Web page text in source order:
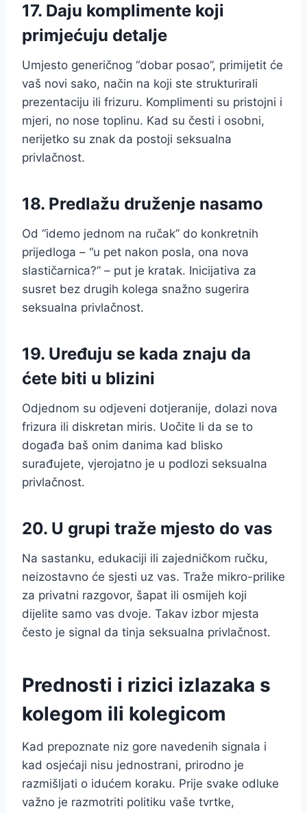
17. Daju komplimente koji
primjećuju detalje
Umjesto generičnog “dobar posao”, primijetit će
vaš novi sako, način na koji ste strukturirali
prezentaciju ili frizuru. Komplimenti su pristojni i
mjeri, no nose toplinu. Kad su česti i osobni,
nerijetko su znak da postoji seksualna
privlačnost.
18. Predlažu druženje nasamo
Od “idemo jednom na ručak” do konkretnih
prijedloga – “u pet nakon posla, ona nova
slastičarnica?” – put je kratak. Inicijativa za
susret bez drugih kolega snažno sugerira
seksualna privlačnost.
19. Uređuju se kada znaju da
ćete biti u blizini
Odjednom su odjeveni dotjeranije, dolazi nova
frizura ili diskretan miris. Uočite li da se to
događa baš onim danima kad blisko
surađujete, vjerojatno je u podlozi seksualna
privlačnost.
20. U grupi traže mjesto do vas
Na sastanku, edukaciji ili zajedničkom ručku,
neizostavno će sjesti uz vas. Traže mikro-prilike
za privatni razgovor, šapat ili osmijeh koji
dijelite samo vas dvoje. Takav izbor mjesta
često je signal da tinja seksualna privlačnost.
Prednosti i rizici izlazaka s
kolegom ili kolegicom
Kad prepoznate niz gore navedenih signala i
kad osjećaji nisu jednostrani, prirodno je
razmišljati o idućem koraku. Prije svake odluke
važno je razmotriti politiku vaše tvrtke,